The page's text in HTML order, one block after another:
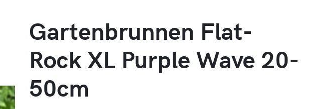
Gartenbrunnen Flat-
Rock XL Purple Wave 20-
50cm